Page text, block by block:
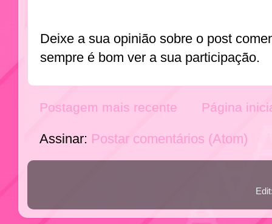
Deixe a sua opinião sobre o post
sempre é bom ver a sua participação.
Postagem mais recente Página
Assinar: Postar comentários (Atom)